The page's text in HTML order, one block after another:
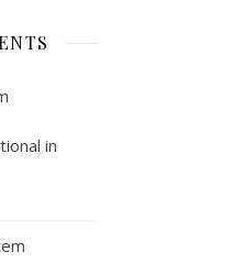
in